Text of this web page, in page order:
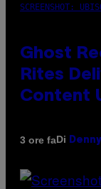
SCREENSHOT:
Ghost
Rites
Content
3 ore faDi